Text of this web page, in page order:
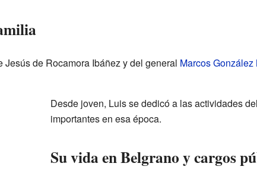
de Rocamora Ibáñez y del general Marcos González
Desde joven, Luis se dedicó a las actividades
importantes en esa época.
Su vida en Belgrano y cargos